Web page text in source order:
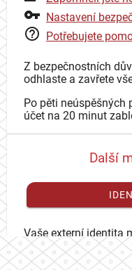
Nastavení
Potřebujete
Z bezpečnostních
odhlaste a zavřete
Po pěti neúspěšných
účet na 20 minut
Další
Vaše externí identita
se mohli přihlásit ke